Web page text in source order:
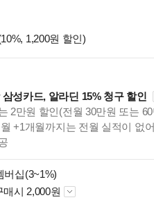
1,200원 할인)
성카드, 알라딘 15% 청구 할인
2만원 할인(전월 30만원 또는
+1개월까지는 전월 실적이 없
버십(3~1%)
시 2,000원